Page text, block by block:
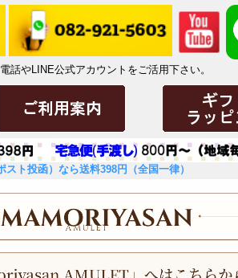
話やLINE公式アカウントをご活用下さい。
スト投函）なら送料398円（全国一律）